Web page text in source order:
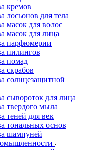
кремов
лосьонов для тела
масок для волос
масок для лица
парфюмерии
пилингов
помад
скрабов
солнцезащитной
сывороток для лица
твердого мыла
теней для век
тональных основ
шампуней